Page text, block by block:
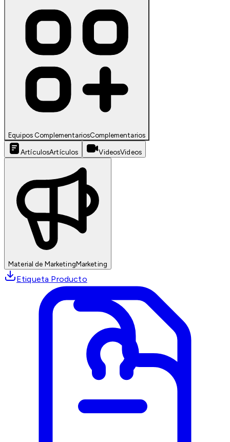
Equipos ComplementariosComplementarios
ArtículosArtículos VideosVideos
Material de MarketingMarketing
Etiqueta Producto